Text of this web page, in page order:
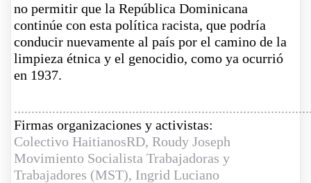
no permitir que la República Dominicana
continúe con esta política racista, que podría
conducir nuevamente al país por el camino de la
limpieza étnica y el genocidio, como ya ocurrió
en 1937.
Firmas organizaciones y activistas:
Colectivo HaitianosRD, Roudy Joseph
Movimiento Socialista Trabajadoras y
Trabajadores (MST), Ingrid Luciano